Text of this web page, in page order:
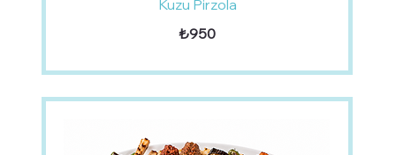
Kuzu Pirzola
₺950